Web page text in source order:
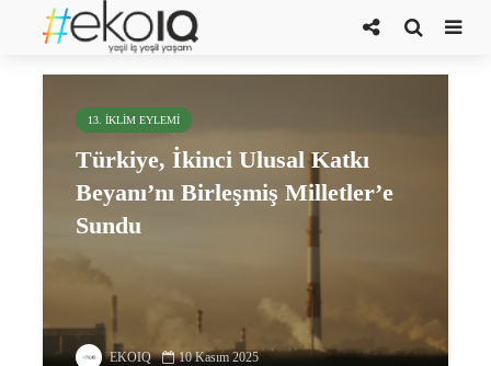
Türkiye’nin 2035 İklim Hedefi
13. İKLIM EYLEMI
Türkiye, İkinci Ulusal Katkı
Beyanı’nı Birleşmiş Milletler’e
Sundu
EKOIQ 10 Kasım 2025